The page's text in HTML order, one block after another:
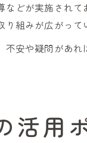
どが実施され
組みが広がって
安や疑問があ
活用